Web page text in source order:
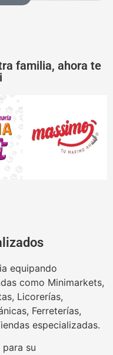
familia, ahora te
equipando
como Minimarkets,
Licorerías,
Ferreterías,
especializadas.
su